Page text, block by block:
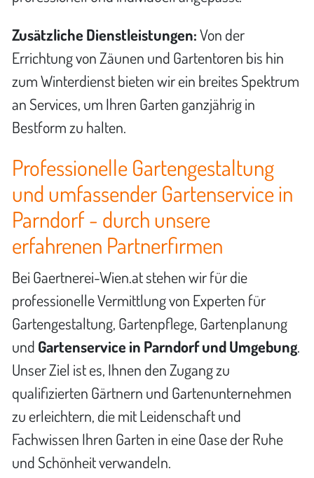
Zusätzliche Dienstleistungen:Von der
Errichtung von Zäunen und Gartentoren bis hin
zum Winterdienst bieten wir ein breites Spektrum
an Services, um Ihren Garten ganzjährig in
Bestform zu halten.
Professionelle Gartengestaltung
und umfassender Gartenservice in
Parndorf - durch unsere
erfahrenen Partnerfirmen
Bei Gaertnerei-Wien.at stehen wir für die
professionelle Vermittlung von Experten für
Gartengestaltung, Gartenpflege, Gartenplanung
und Gartenservice in Parndorf und Umgebung.
Unser Ziel ist es, Ihnen den Zugang zu
qualifizierten Gärtnern und Gartenunternehmen
zu erleichtern, die mit Leidenschaft und
Fachwissen Ihren Garten in eine Oase der Ruhe
und Schönheit verwandeln.